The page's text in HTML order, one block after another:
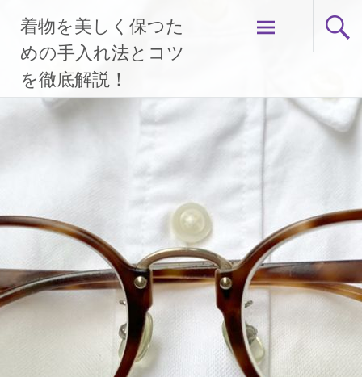
着物を美しく保つた
めの手入れ法とコツ
を徹底解説！